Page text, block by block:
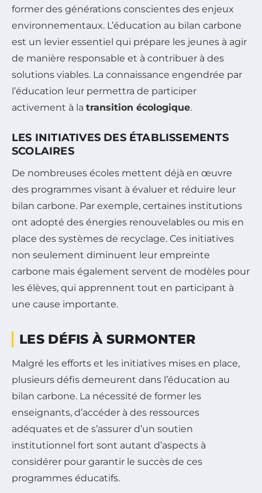
former des générations conscientes des enjeux
environnementaux. L’éducation au bilan carbone
est un levier essentiel qui prépare les jeunes à agir
de manière responsable et à contribuer à des
solutions viables. La connaissance engendrée par
l’éducation leur permettra de participer
activement à la transition écologique.
LES INITIATIVES DES ÉTABLISSEMENTS
SCOLAIRES
De nombreuses écoles mettent déjà en œuvre
des programmes visant à évaluer et réduire leur
bilan carbone. Par exemple, certaines institutions
ont adopté des énergies renouvelables ou mis en
place des systèmes de recyclage. Ces initiatives
non seulement diminuent leur empreinte
carbone mais également servent de modèles pour
les élèves, qui apprennent tout en participant à
une cause importante.
LES DÉFIS À SURMONTER
Malgré les efforts et les initiatives mises en place,
plusieurs défis demeurent dans l’éducation au
bilan carbone. La nécessité de former les
enseignants, d’accéder à des ressources
adéquates et de s’assurer d’un soutien
institutionnel fort sont autant d’aspects à
considérer pour garantir le succès de ces
programmes éducatifs.